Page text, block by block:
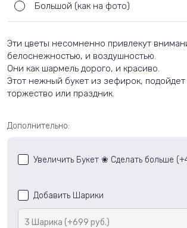
Большой (как на фото)
Эти цветы несомненно привлекут
белоснежностью, и воздушностью.
Они как шармель дорого, и красиво.
Этот нежный букет из зефирок,
торжество или праздник.
Дополнительно:
Увеличить Букет ❀ Сделать больше (+
Добавить Шарики
3 Шарика (+699 руб.)